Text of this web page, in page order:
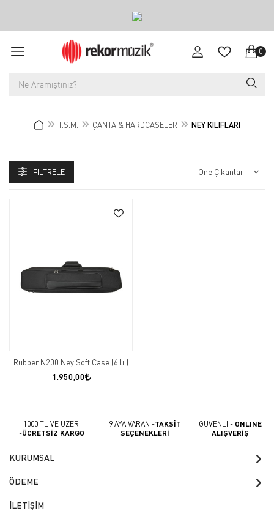
0
T.S.M. ÇANTA & HARDCASELER NEY KILIFLARI
FILTRELE
Rubber N200 Ney Soft Case (6 lı )
1.950,00
1000 TL VE ÜZERİ
-ÜCRETSİZ KARGO
9 AYA VARAN -TAKSİT
SEÇENEKLERİ
GÜVENLİ - ONLINE
ALIŞVERİŞ
KURUMSAL
ÖDEME
İLETİŞİM